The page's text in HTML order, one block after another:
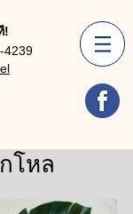
!
4239
โหล